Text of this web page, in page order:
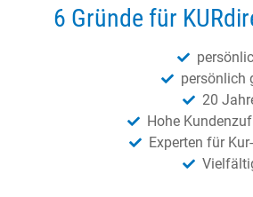
6 Gründe für
persönlich
20
Hohe
Experten für